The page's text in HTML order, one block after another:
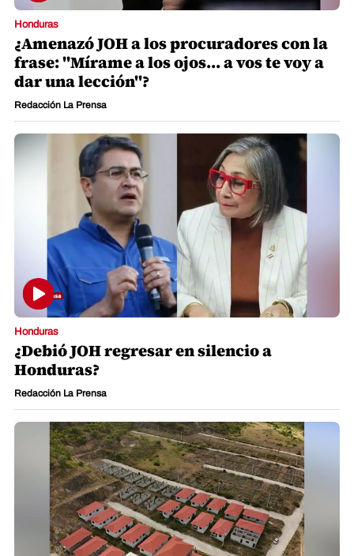
Honduras
¿Amenazó JOH a los procuradores con la
frase: "Mírame a los ojos... a vos te voy a
dar una lección"?
Redacción La Prensa
Honduras
¿Debió JOH regresar en silencio a
Honduras?
Redacción La Prensa